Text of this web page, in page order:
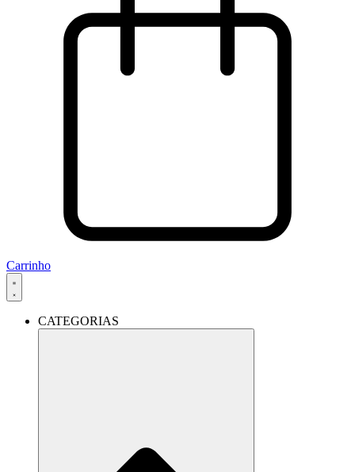
Carrinho
CATEGORIAS